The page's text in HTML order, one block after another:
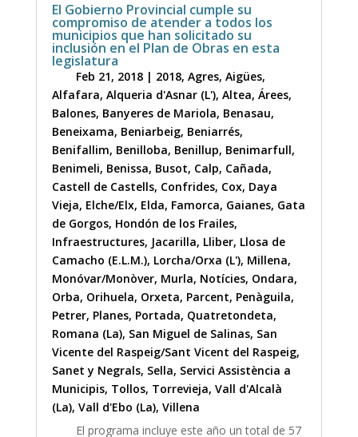
El Gobierno Provincial cumple su
compromiso de atender a todos los
municipios que han solicitado su
inclusión en el Plan de Obras en esta
legislatura
Feb 21, 2018| 2018, Agres, Aigües,
Alfafara, Alqueria d'Asnar (L'), Altea, Árees,
Balones, Banyeres de Mariola, Benasau,
Beneixama, Beniarbeig, Beniarrés,
Benifallim, Benilloba, Benillup, Benimarfull,
Benimeli, Benissa, Busot, Calp, Cañada,
Castell de Castells, Confrides, Cox, Daya
Vieja, Elche/Elx, Elda, Famorca, Gaianes, Gata
de Gorgos, Hondón de los Frailes,
Infraestructures, Jacarilla, Lliber, Llosa de
Camacho (E.L.M.), Lorcha/Orxa (L'), Millena,
Monóvar/Monòver, Murla, Notícies, Ondara,
Orba, Orihuela, Orxeta, Parcent, Penàguila,
Petrer, Planes, Portada, Quatretondeta,
Romana (La), San Miguel de Salinas, San
Vicente del Raspeig/Sant Vicent del Raspeig,
Sanet y Negrals, Sella, Servici Assistència a
Municipis, Tollos, Torrevieja, Vall d'Alcalà
(La), Vall d'Ebo (La), Villena
El programa incluye este año un total de 57